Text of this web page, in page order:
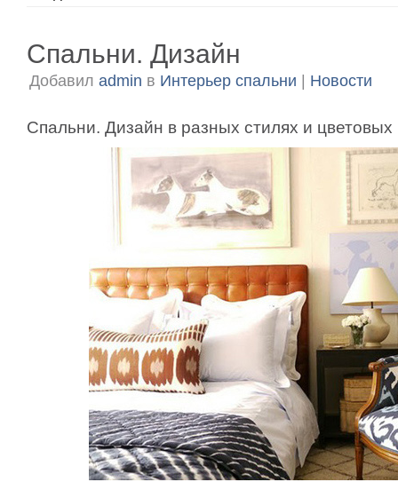
Спальни. Дизайн
Добавил admin в Интерьер спальни Новости
Спальни. Дизайн в разных стилях и